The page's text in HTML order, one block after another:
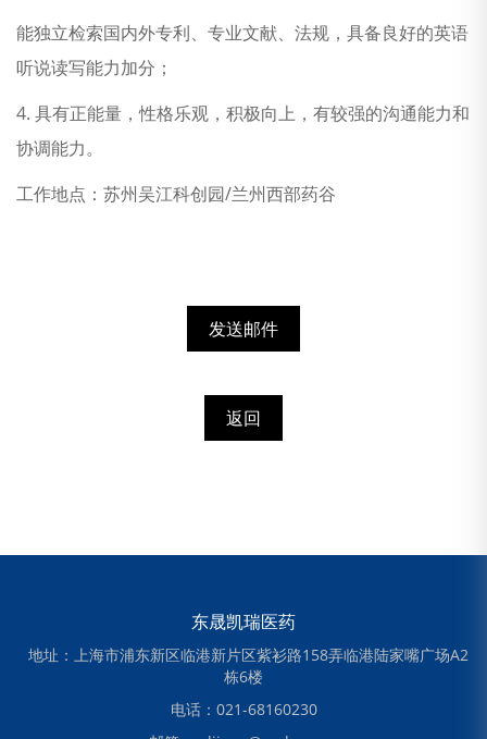
能独立检索国内外专利、专业文献、法规，具备良好的英语
听说读写能力加分；
4. 具有正能量，性格乐观，积极向上，有较强的沟通能力和
协调能力。
工作地点：苏州吴江科创园/兰州西部药谷
发送邮件
返回
东晟凯瑞医药
地址：上海市浦东新区临港新片区紫衫路158弄临港陆家嘴广场A2
栋6楼
电话：021-68160230